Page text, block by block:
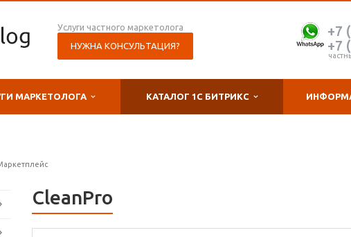
Услуги частного маркетолога
НУЖНА КОНСУЛЬТАЦИЯ?
+7
+7
МАРКЕТОЛОГА КАТАЛОГ 1С БИТРИКС
CleanPro